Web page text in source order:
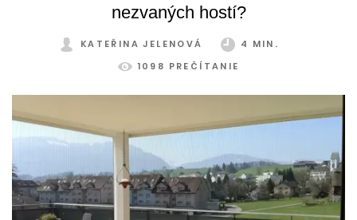
nezvaných hostí?
KATEŘINA JELENOVÁ
4 MIN.
1098 PREČÍTANIE